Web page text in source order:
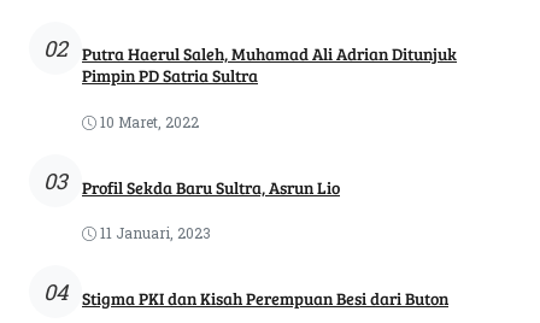
02
Putra Haerul Saleh, Muhamad Ali Adrian Ditunjuk
Pimpin PD Satria Sultra
10 Maret, 2022
03 Profil Sekda Baru Sultra, Asrun Lio
11 Januari, 2023
04 Stigma PKI dan Kisah Perempuan Besi dari Buton